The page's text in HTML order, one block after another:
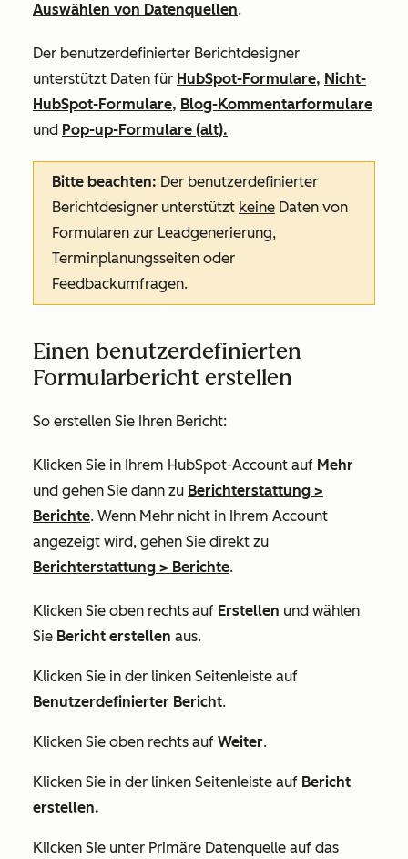
Auswählen von Datenquellen.
Der benutzerdefinierter Berichtdesigner
unterstützt Daten für HubSpot-Formulare, Nicht-
HubSpot-Formulare, Blog-Kommentarformulare
und Pop-up-Formulare (alt).
Bitte beachten: Der benutzerdefinierter
Berichtdesigner unterstützt keine Daten von
Formularen zur Leadgenerierung,
Terminplanungsseiten oder
Feedbackumfragen.
Einen benutzerdefinierten
Formularbericht erstellen
So erstellen Sie Ihren Bericht:
Klicken Sie in Ihrem HubSpot-Account auf Mehr
und gehen Sie dann zu Berichterstattung >
Berichte. Wenn Mehr nicht in Ihrem Account
angezeigt wird, gehen Sie direkt zu
Berichterstattung > Berichte.
Klicken Sie oben rechts auf Erstellen und wählen
Sie Bericht erstellen aus.
Klicken Sie in der linken Seitenleiste auf
Benutzerdefinierter Bericht.
Klicken Sie oben rechts auf Weiter.
Klicken Sie in der linken Seitenleiste auf Bericht
erstellen.
Klicken Sie unter Primäre Datenquelle auf das